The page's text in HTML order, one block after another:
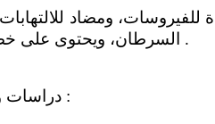
للفيروسات، ومضاد
السرطان، ويحتوى على خصائص مضادة لأكسدة .
دراسات وابحاث عن الحرنكش :